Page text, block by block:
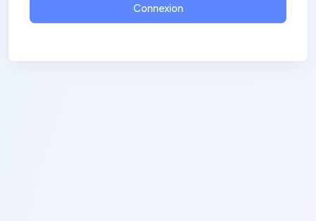
Connexion